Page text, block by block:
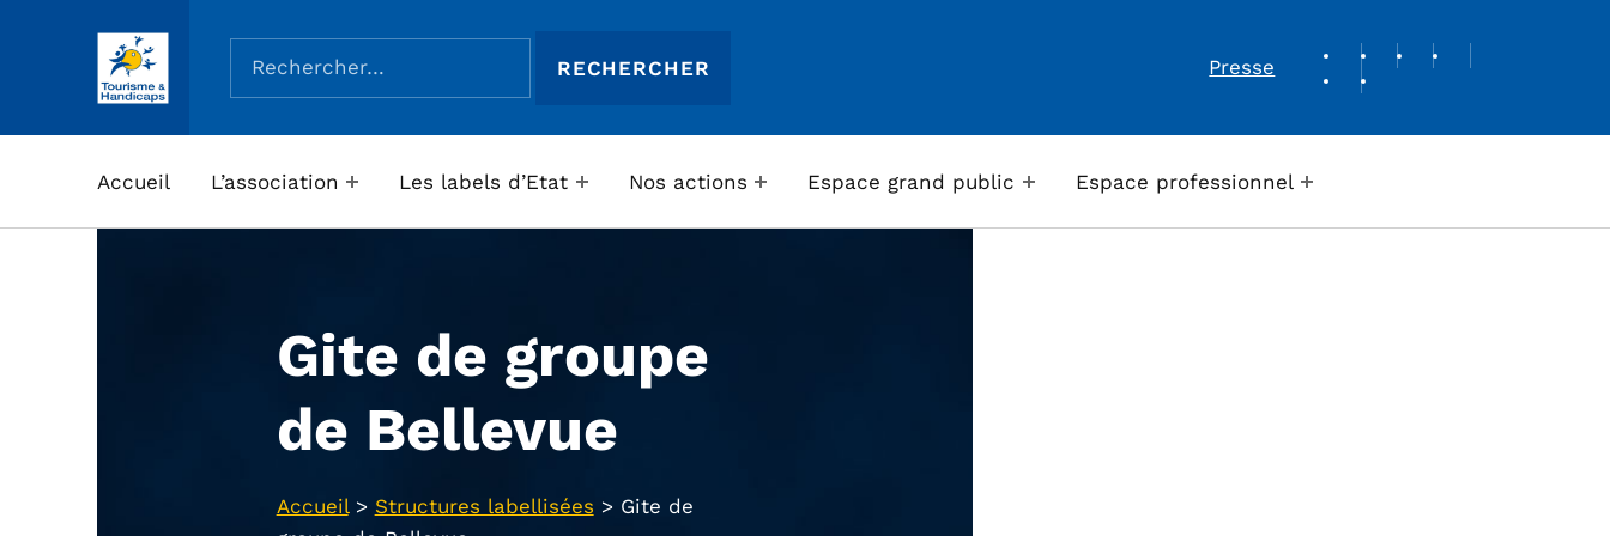
ASSOCIATION TOURISME ET HANDICAPS
Rechercher :
Presse
REVUE DE PRESSE
Accueil L’association Les labels d’Etat Nos actions Espace grand public Espace professionnel
Gite de groupe
de Bellevue
Accueil> Structures labellisées > Gite de